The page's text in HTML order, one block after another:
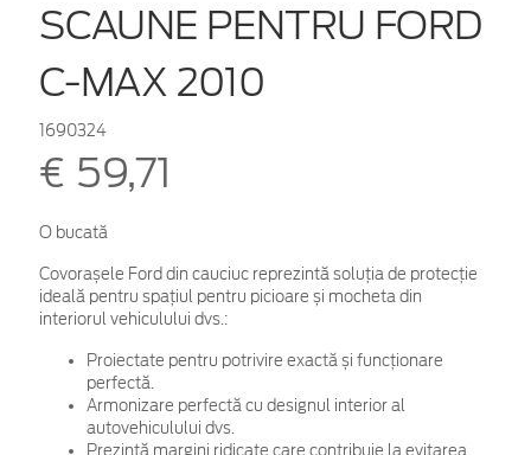
SCAUNE PENTRU FORD
C-MAX 2010
1690324
€ 59,71
O bucată
Covorașele Ford din cauciuc reprezintă soluția de protecție
ideală pentru spațiul pentru picioare și mocheta din
interiorul vehiculului dvs.:
Proiectate pentru potrivire exactă și funcționare
perfectă.
Armonizare perfectă cu designul interior al
autovehiculului dvs.
Prezintă margini ridicate care contribuie la evitarea